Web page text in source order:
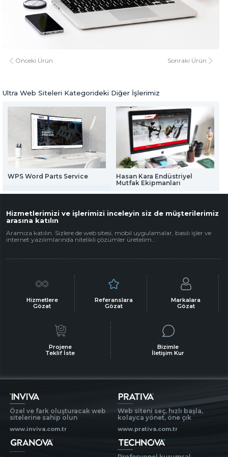
Web Mail Arayüzü
için Tıklayınız
KNK Tarım
www.knktarim.com
Önceki Ürün Sonraki Ürün
Ultra Web Siteleri Kategorideki Diğer İşlerimiz
WPS Word Parts Service
Hasan Kara Endüstriyel
Mutfak Ekipmanları
Hizmetlerimizi ve işlerimizi inceleyin siz de müşterilerimiz
arasına katılın
Aramıza katılın. Sizlere de web sitesi, mobil uygulamalar, basılı işler ve
internet yazılımlarında nitelikli çözümler üretelim...
Hizmetlere
Gözat
Referanslara
Gözat
Markalara
Gözat
Projene
Teklif İste
Bizimle
İletişim Kur
Özel ve fark oluşturacak web
sitelerine sahip olun
www.inviva.com.tr
Web siteni seç, hızlı başla,
kolayca yönet, öne çık
www.prativa.com.tr